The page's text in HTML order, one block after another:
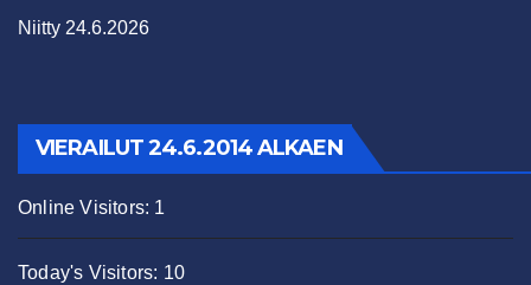
Niitty 24.6.2026
VIERAILUT 24.6.2014 ALKAEN
Online Visitors: 1
Today's Visitors: 10